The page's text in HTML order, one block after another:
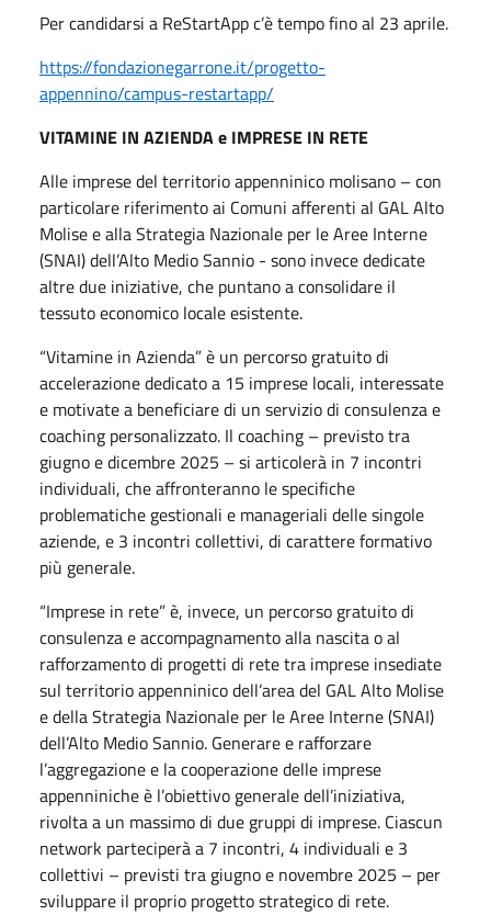
Per candidarsi a ReStartApp c’è tempo fino al 23 aprile.
https://fondazionegarrone.it/progetto-
appennino/campus-restartapp/
VITAMINE IN AZIENDA e IMPRESE IN RETE
Alle imprese del territorio appenninico molisano – con
particolare riferimento ai Comuni afferenti al GAL Alto
Molise e alla Strategia Nazionale per le Aree Interne
(SNAI) dell’Alto Medio Sannio - sono invece dedicate
altre due iniziative, che puntano a consolidare il
tessuto economico locale esistente.
“Vitamine in Azienda” è un percorso gratuito di
accelerazione dedicato a 15 imprese locali, interessate
e motivate a beneficiare di un servizio di consulenza e
coaching personalizzato. Il coaching – previsto tra
giugno e dicembre 2025 – si articolerà in 7 incontri
individuali, che affronteranno le specifiche
problematiche gestionali e manageriali delle singole
aziende, e 3 incontri collettivi, di carattere formativo
più generale.
“Imprese in rete” è, invece, un percorso gratuito di
consulenza e accompagnamento alla nascita o al
rafforzamento di progetti di rete tra imprese insediate
sul territorio appenninico dell’area del GAL Alto Molise
e della Strategia Nazionale per le Aree Interne (SNAI)
dell’Alto Medio Sannio. Generare e rafforzare
l’aggregazione e la cooperazione delle imprese
appenniniche è l’obiettivo generale dell’iniziativa,
rivolta a un massimo di due gruppi di imprese. Ciascun
network parteciperà a 7 incontri, 4 individuali e 3
collettivi – previsti tra giugno e novembre 2025 – per
sviluppare il proprio progetto strategico di rete.